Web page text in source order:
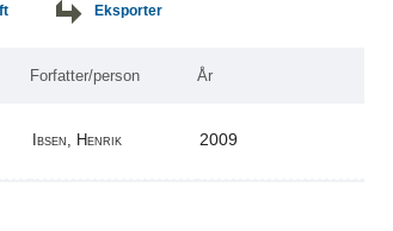
Eksporter
Forfatter/person År
Ibsen, Henrik 2009